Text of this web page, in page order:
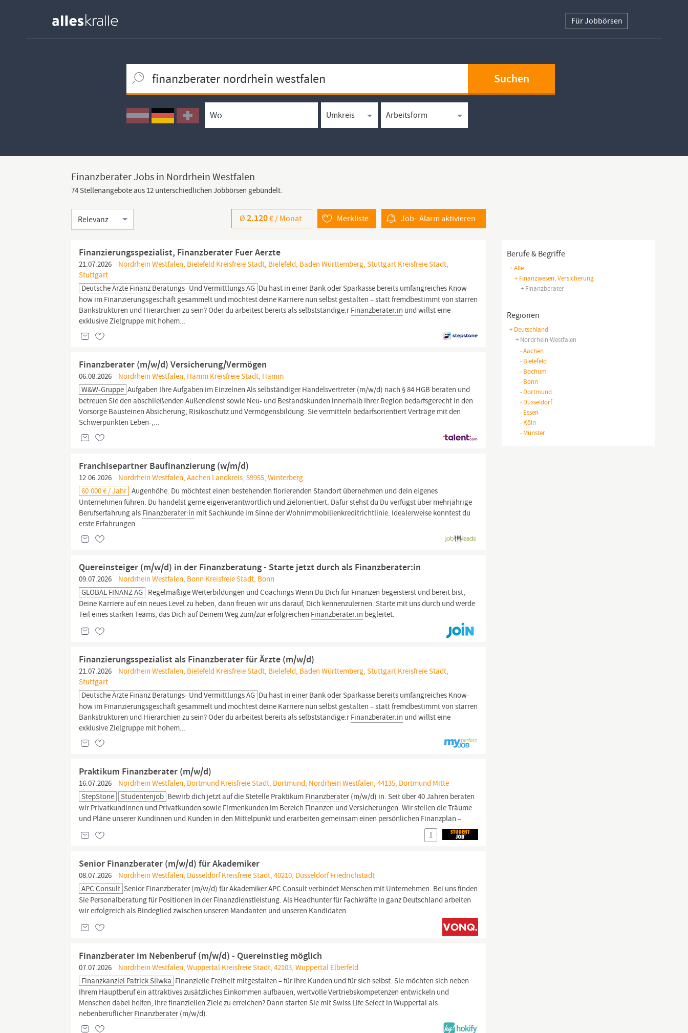
Für Jobbörsen
Ortssuche
Umkreissuche
Arbeitsform
Berufe & Begriffe
+ Alle
+ Finanzwesen, Versicherung
+ Finanzberater
Regionen
+ Deutschland
+ Nordrhein Westfalen
-Aachen
-Bielefeld
-Bochum
-Bonn
-Dortmund
-Düsseldorf
-Essen
-Köln
-Münster
Finanzberater Jobs in Nordrhein Westfalen
74 Stellenangebote aus 12 unterschiedlichen Jobbörsen gebündelt.
Sortierung Job- Alarmaktivieren
Merkliste
Ø2.120€ / Monat
Finanzierungsspezialist, Finanzberater Fuer Aerzte
21.07.2026
Nordrhein Westfalen, Bielefeld Kreisfreie Stadt, Bielefeld, Baden Württemberg, Stuttgart Kreisfreie Stadt,
Stuttgart
Deutsche Ärzte Finanz Beratungs- Und Vermittlungs AG Du hast in einer Bank oder Sparkasse bereits umfangreiches Know-
how im Finanzierungsgeschäft gesammelt und möchtest deine Karriere nun selbst gestalten – statt fremdbestimmt von starren
Bankstrukturen und Hierarchien zu sein? Oder du arbeitest bereits als selbstständige:rFinanzberater:in und willst eine
exklusive Zielgruppe mit hohem...
Finanzberater (m/w/d) Versicherung/Vermögen
06.08.2026
Nordrhein Westfalen, Hamm Kreisfreie Stadt, Hamm
W&W-Gruppe Aufgaben Ihre Aufgaben im Einzelnen Als selbständiger Handelsvertreter (m/w/d) nach § 84 HGB beraten und
betreuen Sie den abschließenden Außendienst sowie Neu- und Bestandskunden innerhalb Ihrer Region bedarfsgerecht in den
Vorsorge Bausteinen Absicherung, Risikoschutz und Vermögensbildung. Sie vermitteln bedarfsorientiert Verträge mit den
Schwerpunkten Leben-,...
Franchisepartner Baufinanzierung (w/m/d)
12.06.2026
Nordrhein Westfalen, Aachen Landkreis, 59955, Winterberg
60.000 € / Jahr Augenhöhe. Du möchtest einen bestehenden florierenden Standort übernehmen und dein eigenes
Unternehmen führen. Du handelst gerne eigenverantwortlich und zielorientiert. Dafür stehst du Du verfügst über mehrjährige
Berufserfahrung als Finanzberater:in mit Sachkunde im Sinne der Wohnimmobilienkreditrichtlinie. Idealerweise konntest du
erste Erfahrungen...
Quereinsteiger (m/w/d) in der Finanzberatung - Starte jetzt durch als Finanzberater:in
09.07.2026
Nordrhein Westfalen, Bonn Kreisfreie Stadt, Bonn
GLOBAL FINANZ AG Regelmäßige Weiterbildungen und Coachings Wenn Du Dich für Finanzen begeisterst und bereit bist,
Deine Karriere auf ein neues Level zu heben, dann freuen wir uns darauf, Dich kennenzulernen. Starte mit uns durch und werde
Teil eines starken Teams, das Dich auf Deinem Weg zum/zur erfolgreichen Finanzberater:in begleitet.
Finanzierungsspezialist als Finanzberater für Ärzte (m/w/d)
21.07.2026
Nordrhein Westfalen, Bielefeld Kreisfreie Stadt, Bielefeld, Baden Württemberg, Stuttgart Kreisfreie Stadt,
Stuttgart
Deutsche Ärzte Finanz Beratungs- Und Vermittlungs AG Du hast in einer Bank oder Sparkasse bereits umfangreiches Know-
how im Finanzierungsgeschäft gesammelt und möchtest deine Karriere nun selbst gestalten – statt fremdbestimmt von starren
Bankstrukturen und Hierarchien zu sein? Oder du arbeitest bereits als selbstständige:rFinanzberater:in und willst eine
exklusive Zielgruppe mit hohem...
Praktikum Finanzberater (m/w/d)
16.07.2026
Nordrhein Westfalen, Dortmund Kreisfreie Stadt, Dortmund, Nordrhein Westfalen, 44135, Dortmund Mitte
StepStone
Studentenjob Bewirb dich jetzt auf die Stetelle Praktikum Finanzberater(m/w/d) in. Seit über 40 Jahren beraten
wir Privatkundinnen und Privatkunden sowie Firmenkunden im Bereich Finanzen und Versicherungen. Wir stellen die Träume
und Pläne unserer Kundinnen und Kunden in den Mittelpunkt und erarbeiten gemeinsam einen persönlichen Finanzplan –
1
Senior Finanzberater (m/w/d) für Akademiker
08.07.2026
Nordrhein Westfalen, Düsseldorf Kreisfreie Stadt, 40210, Düsseldorf Friedrichstadt
APC Consult SeniorFinanzberater(m/w/d) für Akademiker APC Consult verbindet Menschen mit Unternehmen. Bei uns finden
Sie Personalberatung für Positionen in der Finanzdienstleistung. Als Headhunter für Fachkräfte in ganz Deutschland arbeiten
wir erfolgreich als Bindeglied zwischen unseren Mandanten und unseren Kandidaten.
Finanzberater im Nebenberuf (m/w/d) - Quereinstieg möglich
07.07.2026
Nordrhein Westfalen, Wuppertal Kreisfreie Stadt, 42103, Wuppertal Elberfeld
Finanzkanzlei Patrick Sliwka Finanzielle Freiheit mitgestalten – für Ihre Kunden und für sich selbst. Sie möchten sich neben
Ihrem Hauptberuf ein attraktives zusätzliches Einkommen aufbauen, wertvolle Vertriebskompetenzen entwickeln und
Menschen dabei helfen, ihre finanziellen Ziele zu erreichen? Dann starten Sie mit Swiss Life Select in Wuppertal als
nebenberuflicherFinanzberater(m/w/d).